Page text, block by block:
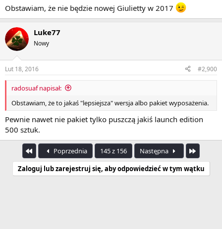
Obstawiam, że nie będzie nowej Giulietty w 2017
Luke77
Nowy
Lut 18, 2016 #2,900
radosuaf napisał:
Obstawiam, że to jakaś "lepsiejsza" wersja albo pakiet wyposażenia.
Pewnie nawet nie pakiet tylko puszczą jakiś launch edition
500 sztuk.
PierwszyPoprzednia 145 z 156 Następna
Zaloguj lub zarejestruj się, aby odpowiedzieć w tym wątku